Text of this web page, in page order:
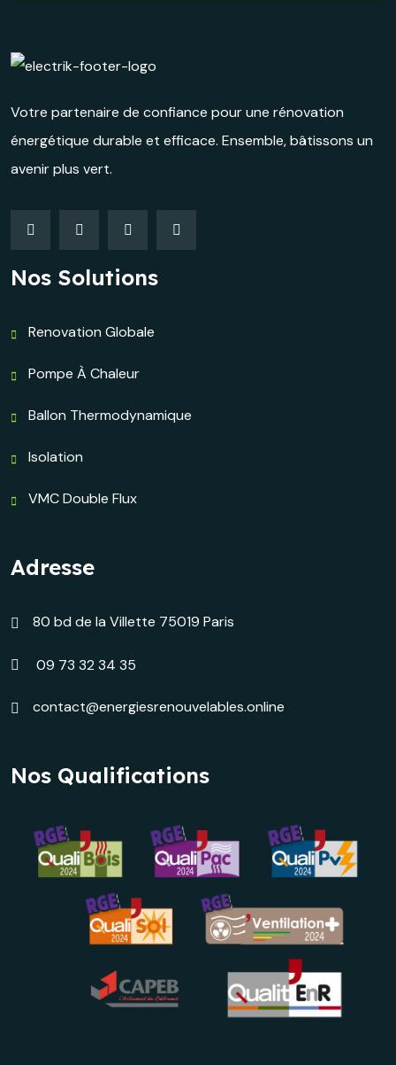
Votre partenaire de confiance pour une rénovation
énergétique durable et efficace. Ensemble, bâtissons un
avenir plus vert.
Nos Solutions
Renovation Globale
Pompe À Chaleur
Ballon Thermodynamique
Isolation
VMC Double Flux
Adresse
80 bd de la Villette 75019 Paris
09 73 32 34 35
contact@energiesrenouvelables.online
Nos Qualifications